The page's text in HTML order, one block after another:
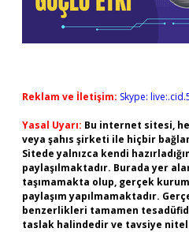
Reklam ve İletişim: Skype:
Yasal Uyarı: Bu internet sitesi,
veya şahıs şirketi ile hiçbir
Sitede yalnızca kendi
paylaşılmaktadır. Burada yer
taşımamakta olup, gerçek
paylaşım yapılmamaktadır.
benzerlikleri tamamen
taslak halindedir ve tavsiye